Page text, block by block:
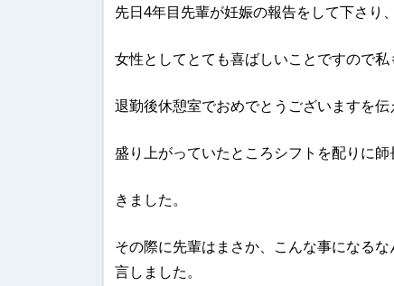
先日4年目先輩が妊娠の報告をして下さり
女性としてとても喜ばしいことですので私
退勤後休憩室でおめでとうございますを伝
盛り上がっていたところシフトを配りに師
きました。
その際に先輩はまさか、こんな事になる
言しました。